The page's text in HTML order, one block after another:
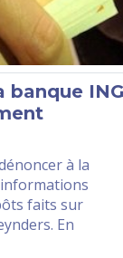
banque
à la
faits sur
En